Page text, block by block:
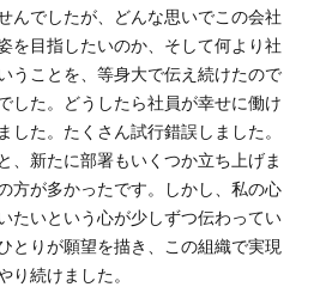
んでしたが、どんな思いでこの会社
を目指したいのか、そして何より社
うことを、等身大で伝え続けたので
した。どうしたら社員が幸せに働け
した。たくさん試行錯誤しました。
、新たに部署もいくつか立ち上げま
方が多かったです。しかし、私の心
たいという心が少しずつ伝わってい
とりが願望を描き、この組織で実現
り続けました。